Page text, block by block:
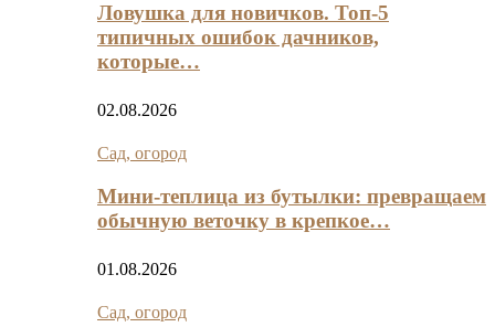
Ловушка для новичков. Топ-5
типичных ошибок дачников,
которые…
02.08.2026
Сад, огород
Мини‑теплица из бутылки: превращаем
обычную веточку в крепкое…
01.08.2026
Сад, огород